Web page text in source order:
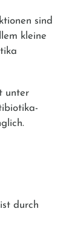
sind
kleine
unter
durch